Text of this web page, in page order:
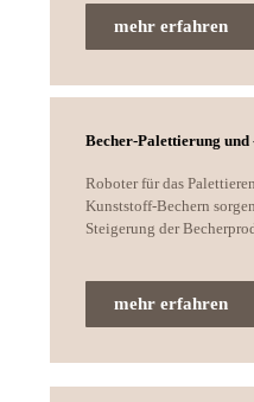
mehr erfahren
Becher-Palettierung und
Roboter für das
Kunststoff-Bechern
Steigerung der
mehr erfahren